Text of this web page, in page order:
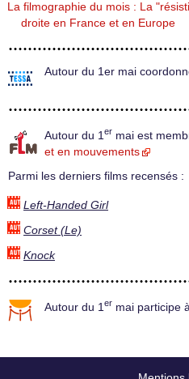
La filmographie du mois : La
droite en France et en Europe
Autour du 1er mai
Autour du 1 er mai est
et en mouvements
Parmi les derniers films recensés :
Left-Handed Girl
Corset (Le)
Knock
Autour du 1 er mai participe